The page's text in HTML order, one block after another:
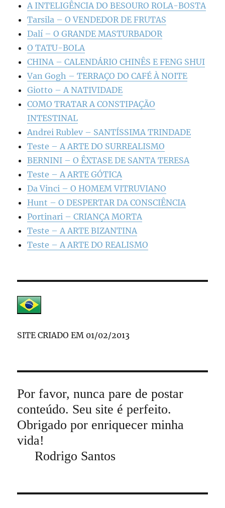
A INTELIGÊNCIA DO BESOURO ROLA-BOSTA
Tarsila – O VENDEDOR DE FRUTAS
Dalí – O GRANDE MASTURBADOR
O TATU-BOLA
CHINA – CALENDÁRIO CHINÊS E FENG SHUI
Van Gogh – TERRAÇO DO CAFÉ À NOITE
Giotto – A NATIVIDADE
COMO TRATAR A CONSTIPAÇÃO
INTESTINAL
Andrei Rublev – SANTÍSSIMA TRINDADE
Teste – A ARTE DO SURREALISMO
BERNINI – O ÊXTASE DE SANTA TERESA
Teste – A ARTE GÓTICA
Da Vinci – O HOMEM VITRUVIANO
Hunt – O DESPERTAR DA CONSCIÊNCIA
Portinari – CRIANÇA MORTA
Teste – A ARTE BIZANTINA
Teste – A ARTE DO REALISMO
SITE CRIADO EM 01/02/2013
Por favor, nunca pare de postar
conteúdo. Seu site é perfeito.
Obrigado por enriquecer minha
vida!
Rodrigo Santos